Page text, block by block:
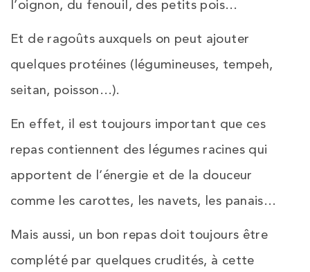
l’oignon, du fenouil, des petits pois…
Et de ragoûts auxquels on peut ajouter
quelques protéines (légumineuses, tempeh,
seitan, poisson…).
En effet, il est toujours important que ces
repas contiennent des légumes racines qui
apportent de l’énergie et de la douceur
comme les carottes, les navets, les panais…
Mais aussi, un bon repas doit toujours être
complété par quelques crudités, à cette